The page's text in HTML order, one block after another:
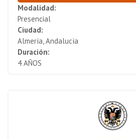
Modalidad:
Presencial
Ciudad:
Almería, Andalucía
Duración:
4 AÑOS